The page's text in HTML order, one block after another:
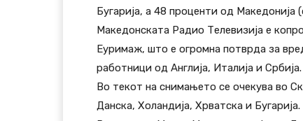
Бугарија, а 48 проценти од Македонија
Македонската Радио Телевизија е
Еуримаж, што е огромна потврда за
работници од Англија, Италија и Србија.
Во текот на снимањето се очекува во
Данска, Холандија, Хрватска и Бугарија.